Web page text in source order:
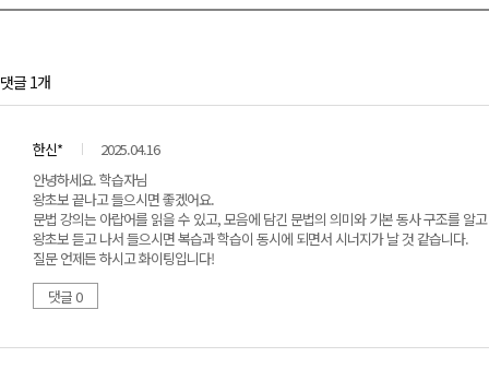
댓글 1개
한신*
2025.04.16
안녕하세요. 학습자님
왕초보 끝나고 들으시면 좋겠어요.
문법 강의는 아랍어를 읽을 수 있고, 모음에 담긴 문법의 의미와 기본 동사 구조를 알
왕초보 듣고 나서 들으시면 복습과 학습이 동시에 되면서 시너지가 날 것 같습니다.
질문 언제든 하시고 화이팅입니다!
댓글 0